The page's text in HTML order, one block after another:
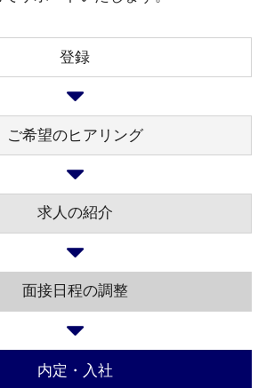
登録
ご希望のヒアリング
求人の紹介
面接日程の調整
内定・入社